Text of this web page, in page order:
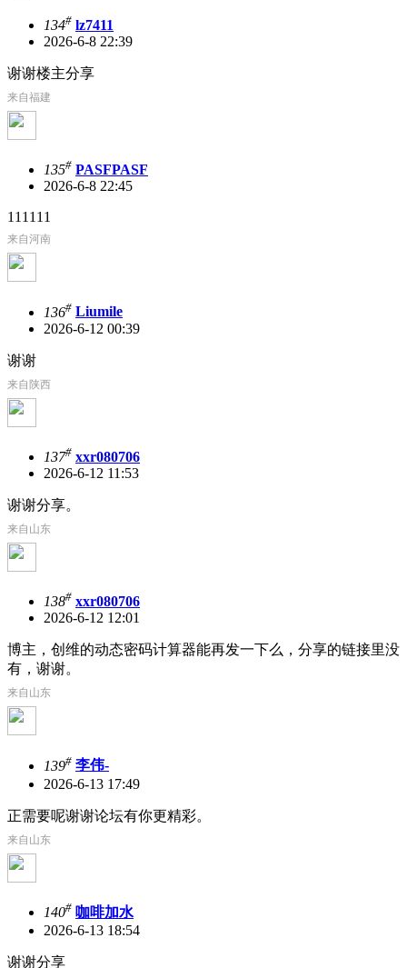
134# lz7411
2026-6-8 22:39
谢谢楼主分享
来自福建
135# PASFPASF
2026-6-8 22:45
111111
来自河南
136# Liumile
2026-6-12 00:39
谢谢
来自陕西
137# xxr080706
2026-6-12 11:53
谢谢分享。
来自山东
138# xxr080706
2026-6-12 12:01
博主，创维的动态密码计算器能再发一下么，分享的链接里没
有，谢谢。
来自山东
139# 李伟-
2026-6-13 17:49
正需要呢谢谢论坛有你更精彩。
来自山东
140# 咖啡加水
2026-6-13 18:54
谢谢分享